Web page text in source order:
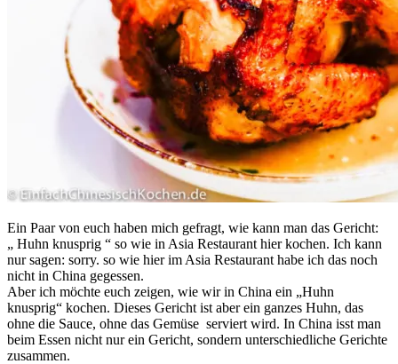
Ein Paar von euch haben mich gefragt, wie kann man das Gericht:
„ Huhn knusprig “ so wie in Asia Restaurant hier kochen. Ich kann
nur sagen: sorry. so wie hier im Asia Restaurant habe ich das noch
nicht in China gegessen.
Aber ich möchte euch zeigen, wie wir in China ein „Huhn
knusprig“ kochen. Dieses Gericht ist aber ein ganzes Huhn, das
ohne die Sauce, ohne das Gemüse serviert wird. In China isst man
beim Essen nicht nur ein Gericht, sondern unterschiedliche Gerichte
zusammen.